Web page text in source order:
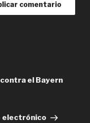
contra el Bayern
electrónico